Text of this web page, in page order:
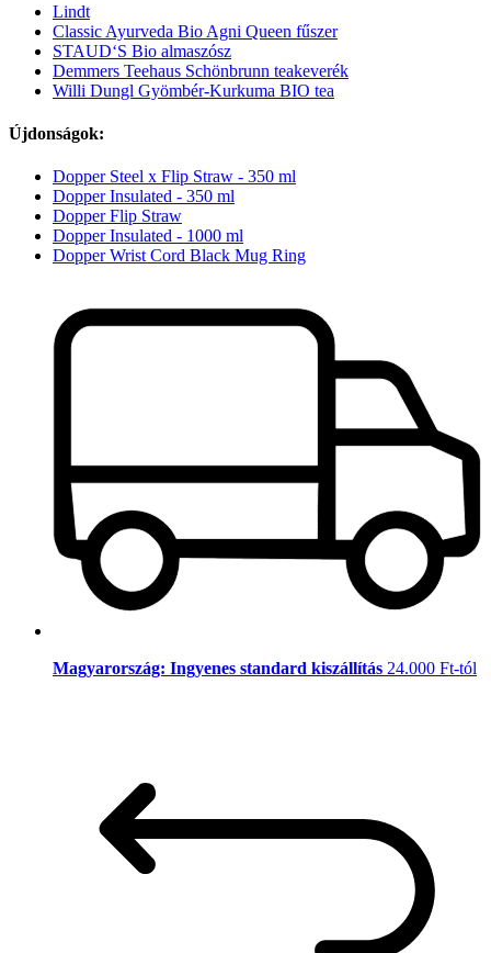
Lindt
Classic Ayurveda Bio Agni Queen fűszer
STAUD‘S Bio almaszósz
Demmers Teehaus Schönbrunn teakeverék
Willi Dungl Gyömbér-Kurkuma BIO tea
Újdonságok:
Dopper Steel x Flip Straw - 350 ml
Dopper Insulated - 350 ml
Dopper Flip Straw
Dopper Insulated - 1000 ml
Dopper Wrist Cord Black Mug Ring
Magyarország: Ingyenes standard kiszállítás 24.000 Ft-tól